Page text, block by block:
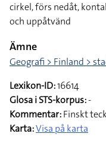
cirkel, förs nedåt,
och uppåtvänd
Ämne
Geografi > Finland >
Lexikon-ID:16614
Glosa i STS-korpus:-
Kommentar:Finskt
Karta:Visa på karta